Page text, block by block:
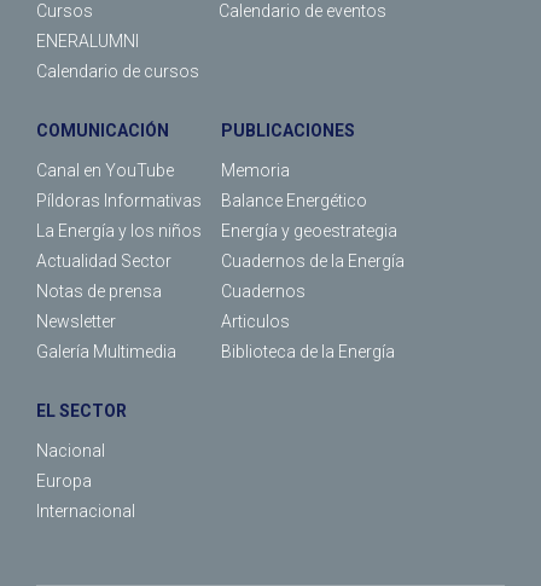
Cursos
ENERALUMNI
Calendario de cursos
Calendario de eventos
COMUNICACIÓN
Canal en YouTube
Píldoras Informativas
La Energía y los niños
Actualidad Sector
Notas de prensa
Newsletter
Galería Multimedia
PUBLICACIONES
Memoria
Balance Energético
Energía y geoestrategia
Cuadernos de la Energía
Cuadernos
Articulos
Biblioteca de la Energía
EL SECTOR
Nacional
Europa
Internacional